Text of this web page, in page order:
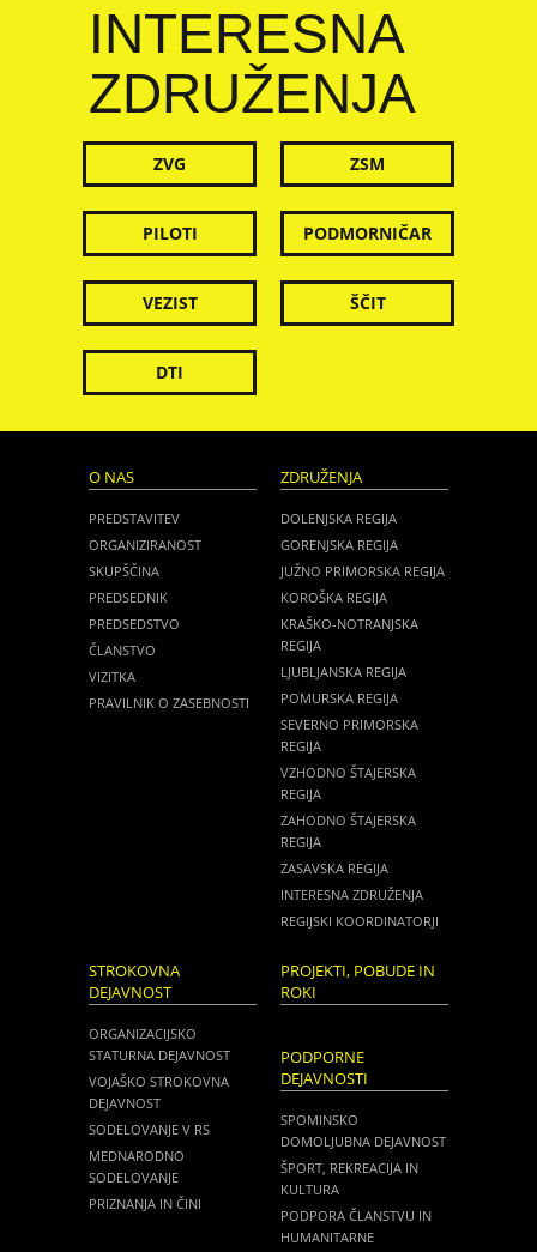
INTERESNA
ZDRUŽENJA
ZVG ZSM
PILOTI PODMORNIČAR
VEZIST ŠČIT
DTI
O NAS
PREDSTAVITEV
ORGANIZIRANOST
SKUPŠČINA
PREDSEDNIK
PREDSEDSTVO
ČLANSTVO
VIZITKA
PRAVILNIK O ZASEBNOSTI
ZDRUŽENJA
DOLENJSKA REGIJA
GORENJSKA REGIJA
JUŽNO PRIMORSKA REGIJA
KOROŠKA REGIJA
KRAŠKO-NOTRANJSKA
REGIJA
LJUBLJANSKA REGIJA
POMURSKA REGIJA
SEVERNO PRIMORSKA
REGIJA
VZHODNO ŠTAJERSKA
REGIJA
ZAHODNO ŠTAJERSKA
REGIJA
ZASAVSKA REGIJA
INTERESNA ZDRUŽENJA
REGIJSKI KOORDINATORJI
STROKOVNA
DEJAVNOST
ORGANIZACIJSKO
STATURNA DEJAVNOST
VOJAŠKO STROKOVNA
DEJAVNOST
SODELOVANJE V RS
MEDNARODNO
SODELOVANJE
PRIZNANJA IN ČINI
PROJEKTI, POBUDE IN
ROKI
PODPORNE
DEJAVNOSTI
SPOMINSKO
DOMOLJUBNA DEJAVNOST
ŠPORT, REKREACIJA IN
KULTURA
PODPORA ČLANSTVU IN
HUMANITARNE